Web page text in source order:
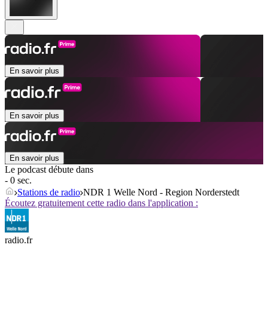
En savoir plus
En savoir plus
En savoir plus
Le podcast débute dans
- 0 sec.
Stations de radio NDR 1 Welle Nord - Region Norderstedt
Écoutez gratuitement cette radio dans l'application :
radio.fr